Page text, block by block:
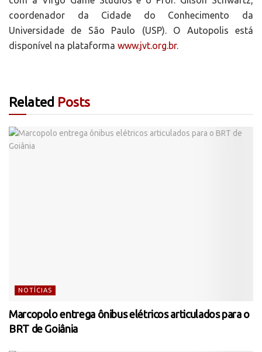
coordenador da Cidade do Conhecimento da
Universidade de São Paulo (USP). O Autopolis está
disponível na plataforma www.jvt.org.br.
Related Posts
NOTÍCIAS
Marcopolo entrega ônibus elétricos articulados para o
BRT de Goiânia